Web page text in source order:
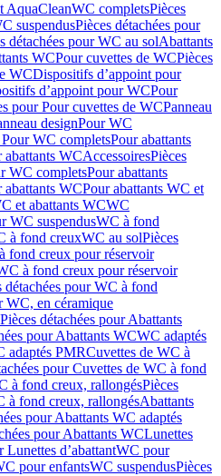
AquaCleanWC completsPièces
suspendusPièces détachées pour
détachées pour WC au solAbattants
WCPour cuvettes de WCPièces
WCDispositifs d’appoint pour
d’appoint pour WCPour
pour Pour cuvettes de WCPanneau
designPour WC
Pour WC completsPour abattants
abattants WCAccessoiresPièces
WC completsPour abattants
abattants WCPour abattants WC et
et abattants WCWC
WC suspendusWC à fond
à fond creuxWC au solPièces
fond creux pour réservoir
à fond creux pour réservoir
détachées pour WC à fond
WC, en céramique
Pièces détachées pour Abattants
pour Abattants WCWC adaptés
adaptés PMRCuvettes de WC à
pour Cuvettes de WC à fond
à fond creux, rallongésPièces
à fond creux, rallongésAbattants
pour Abattants WC adaptés
pour Abattants WCLunettes
Lunettes d’abattantWC pour
pour enfantsWC suspendusPièces